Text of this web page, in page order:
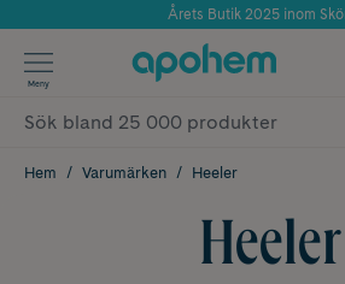
Använd kod: SOMMAR20 för
✓ Fri frakt
✓ Poäng på alla köp*
Meny
Hem Varumärken Heeler
Heeler